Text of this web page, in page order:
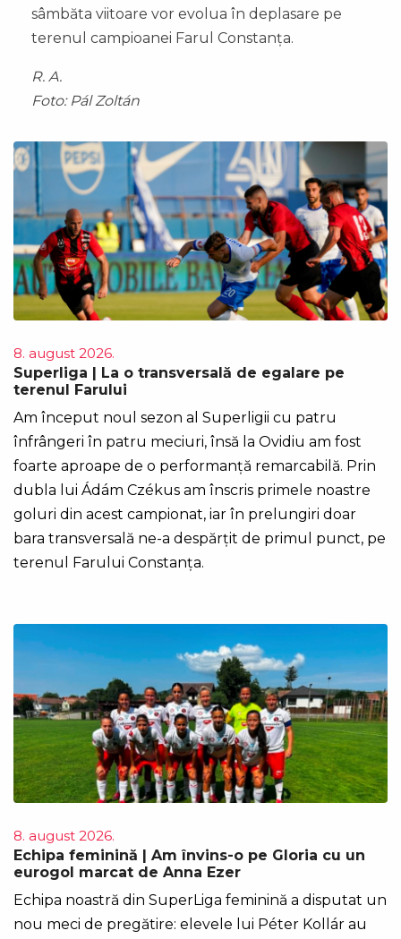
sâmbăta viitoare vor evolua în deplasare pe
terenul campioanei Farul Constanța.
R. A.
Foto: Pál Zoltán
8. august 2026.
Superliga | La o transversală de egalare pe
terenul Farului
Am început noul sezon al Superligii cu patru
înfrângeri în patru meciuri, însă la Ovidiu am fost
foarte aproape de o performanță remarcabilă. Prin
dubla lui Ádám Czékus am înscris primele noastre
goluri din acest campionat, iar în prelungiri doar
bara transversală ne-a despărțit de primul punct, pe
terenul Farului Constanța.
8. august 2026.
Echipa feminină | Am învins-o pe Gloria cu un
eurogol marcat de Anna Ezer
Echipa noastră din SuperLiga feminină a disputat un
nou meci de pregătire: elevele lui Péter Kollár au